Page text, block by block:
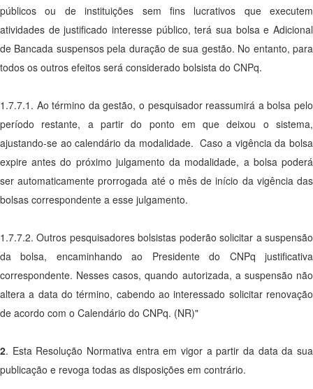
públicos ou de instituições sem fins lucrativos que executem
atividades de justificado interesse público, terá sua bolsa e Adicional
de Bancada suspensos pela duração de sua gestão. No entanto, para
todos os outros efeitos será considerado bolsista do CNPq.
1.7.7.1. Ao término da gestão, o pesquisador reassumirá a bolsa pelo
período restante, a partir do ponto em que deixou o sistema,
ajustando-se ao calendário da modalidade. Caso a vigência da bolsa
expire antes do próximo julgamento da modalidade, a bolsa poderá
ser automaticamente prorrogada até o mês de início da vigência das
bolsas correspondente a esse julgamento.
1.7.7.2. Outros pesquisadores bolsistas poderão solicitar a suspensão
da bolsa, encaminhando ao Presidente do CNPq justificativa
correspondente. Nesses casos, quando autorizada, a suspensão não
altera a data do término, cabendo ao interessado solicitar renovação
de acordo com o Calendário do CNPq. (NR)"
2. Esta Resolução Normativa entra em vigor a partir da data da sua
publicação e revoga todas as disposições em contrário.